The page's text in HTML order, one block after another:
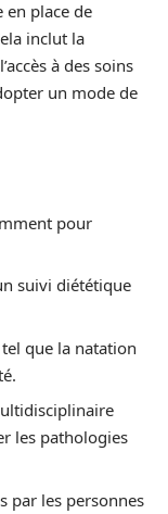
en place de
inclut la
à des soins
un mode de
pour
suivi diététique
que la natation
les pathologies
par les personnes